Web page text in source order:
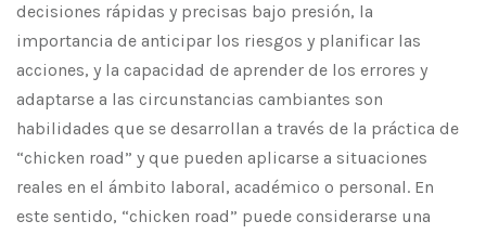
decisiones rápidas y precisas bajo presión, la
importancia de anticipar los riesgos y planificar las
acciones, y la capacidad de aprender de los errores y
adaptarse a las circunstancias cambiantes son
habilidades que se desarrollan a través de la práctica de
“chicken road” y que pueden aplicarse a situaciones
reales en el ámbito laboral, académico o personal. En
este sentido, “chicken road” puede considerarse una